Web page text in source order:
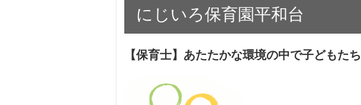
にじいろ保育園平和台
【保育士】あたたかな環境の中で子どもた